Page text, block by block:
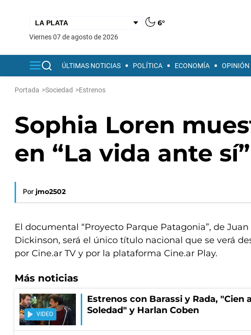
6°
viernes 07 de agosto de 2026
ÚLTIMAS NOTICIAS POLÍTICA ECONOMÍA OPINIÓN
Portada >Sociedad >Estrenos
Sophia Loren
en “La vida ante sí”
Por jmo2502
El documental “Proyecto Parque Patagonia”, de
Dickinson, será el único título nacional que se verá
por Cine.ar TV y por la plataforma Cine.ar Play.
Más noticias
VIDEO
Estrenos con Barassi y Rada, "Cien
Soledad" y Harlan Coben